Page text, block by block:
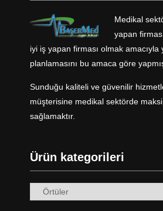
Medikal
yapan
iyi iş yapan firması olmak amacıyla
planlamasını bu amaca göre
Sunduğu kaliteli ve güvenilir
müşterisine medikal sektörde
sağlamaktır.
Ürün kategorileri